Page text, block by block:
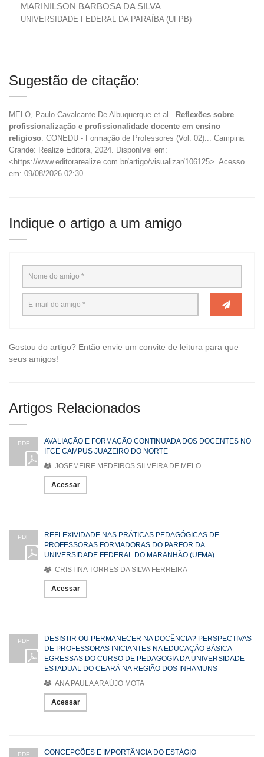
MARINILSON BARBOSA DA SILVA
UNIVERSIDADE FEDERAL DA PARAÍBA (UFPB)
Sugestão de citação:
MELO, Paulo Cavalcante De Albuquerque et al..
Reflexões sobre
profissionalização e profissionalidade docente em ensino
religioso . CONEDU - Formação de Professores (Vol. 02)... Campina
Grande: Realize Editora, 2024. Disponível em:
<https://www.editorarealize.com.br/artigo/visualizar/106125>. Acesso
em: 09/08/2026 02:30
Indique o artigo a um amigo
Gostou do artigo? Então envie um convite de leitura para que
seus amigos!
Artigos Relacionados
PDF
AVALIAÇÃO E FORMAÇÃO CONTINUADA DOS DOCENTES NO
IFCE CAMPUS JUAZEIRO DO NORTE
JOSEMEIRE MEDEIROS SILVEIRA DE MELO
Acessar
PDF
REFLEXIVIDADE NAS PRÁTICAS PEDAGÓGICAS DE
PROFESSORAS FORMADORAS DO PARFOR DA
UNIVERSIDADE FEDERAL DO MARANHÃO (UFMA)
CRISTINA TORRES DA SILVA FERREIRA
Acessar
PDF
DESISTIR OU PERMANECER NA DOCÊNCIA? PERSPECTIVAS
DE PROFESSORAS INICIANTES NA EDUCAÇÃO BÁSICA
EGRESSAS DO CURSO DE PEDAGOGIA DA UNIVERSIDADE
ESTADUAL DO CEARÁ NA REGIÃO DOS INHAMUNS
ANA PAULA ARAÚJO MOTA
Acessar
PDF
CONCEPÇÕES E IMPORTÂNCIA DO ESTÁGIO